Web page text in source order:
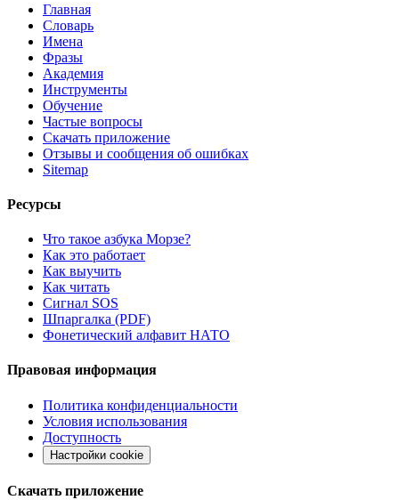
Главная
Словарь
Имена
Фразы
Академия
Инструменты
Обучение
Частые вопросы
Скачать приложение
Отзывы и сообщения об ошибках
Sitemap
Ресурсы
Что такое азбука Морзе?
Как это работает
Как выучить
Как читать
Сигнал SOS
Шпаргалка (PDF)
Фонетический алфавит НАТО
Правовая информация
Политика конфиденциальности
Условия использования
Доступность
Настройки cookie
Скачать приложение